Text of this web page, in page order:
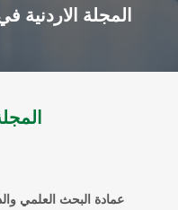
المجلة الاردنية
عمادة البحث العلمي